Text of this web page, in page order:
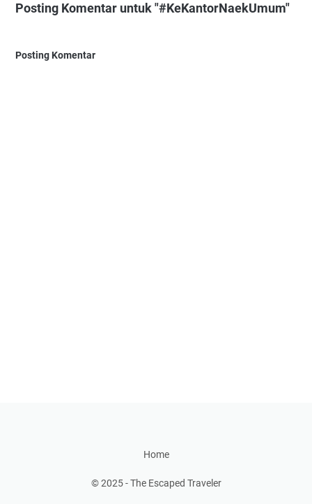
Posting Komentar untuk "#KeKantorNaekUmum"
Posting Komentar
Home
© 2025 -The Escaped Traveler